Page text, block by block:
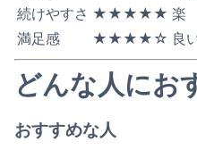
続けやすさ ★★★★★ 楽
満足感
★★★★☆ 良
どんな人にお
おすすめな人